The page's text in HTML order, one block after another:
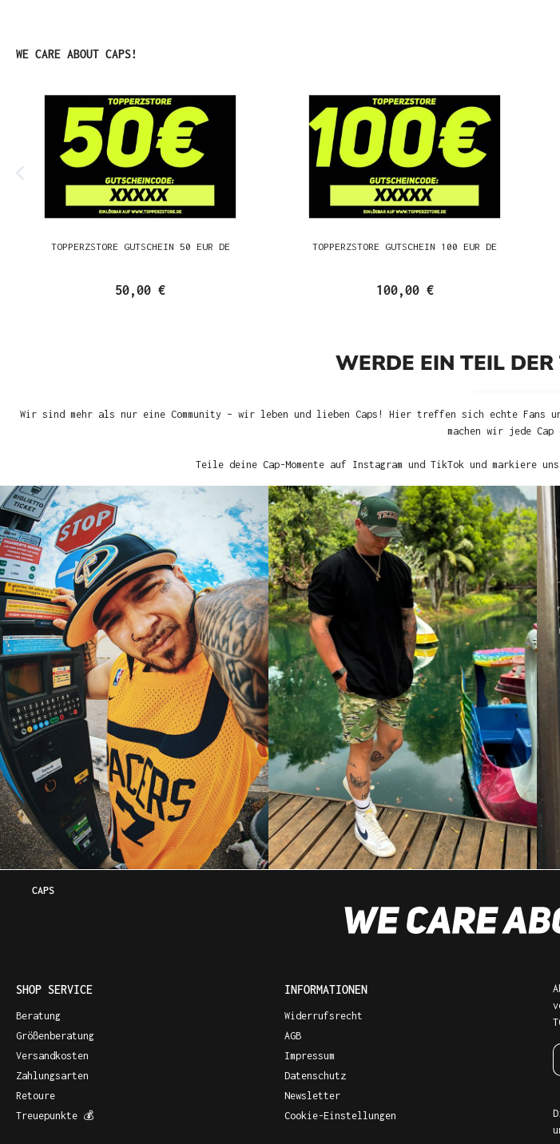
Produktgalerie überspringen
WE CARE ABOUT CAPS!
TOPPERZSTORE GUTSCHEIN 50 EUR DE
50,00 €
TOPPERZSTORE GUTSCHEIN 100 EUR DE
100,00 €
WERDE EIN TEIL
Wir sind mehr als nur eine Community – wir leben und lieben Caps! Hier treffen sich echte Fans
machen wir jede
Teile deine Cap-Momente auf Instagram und TikTok und markiere
CAPS
SHOP SERVICE
Beratung
Größenberatung
Versandkosten
Zahlungsarten
Retoure
Treuepunkte 💰
INFORMATIONEN
Widerrufsrecht
AGB
Impressum
Datenschutz
Newsletter
Cookie-Einstellungen